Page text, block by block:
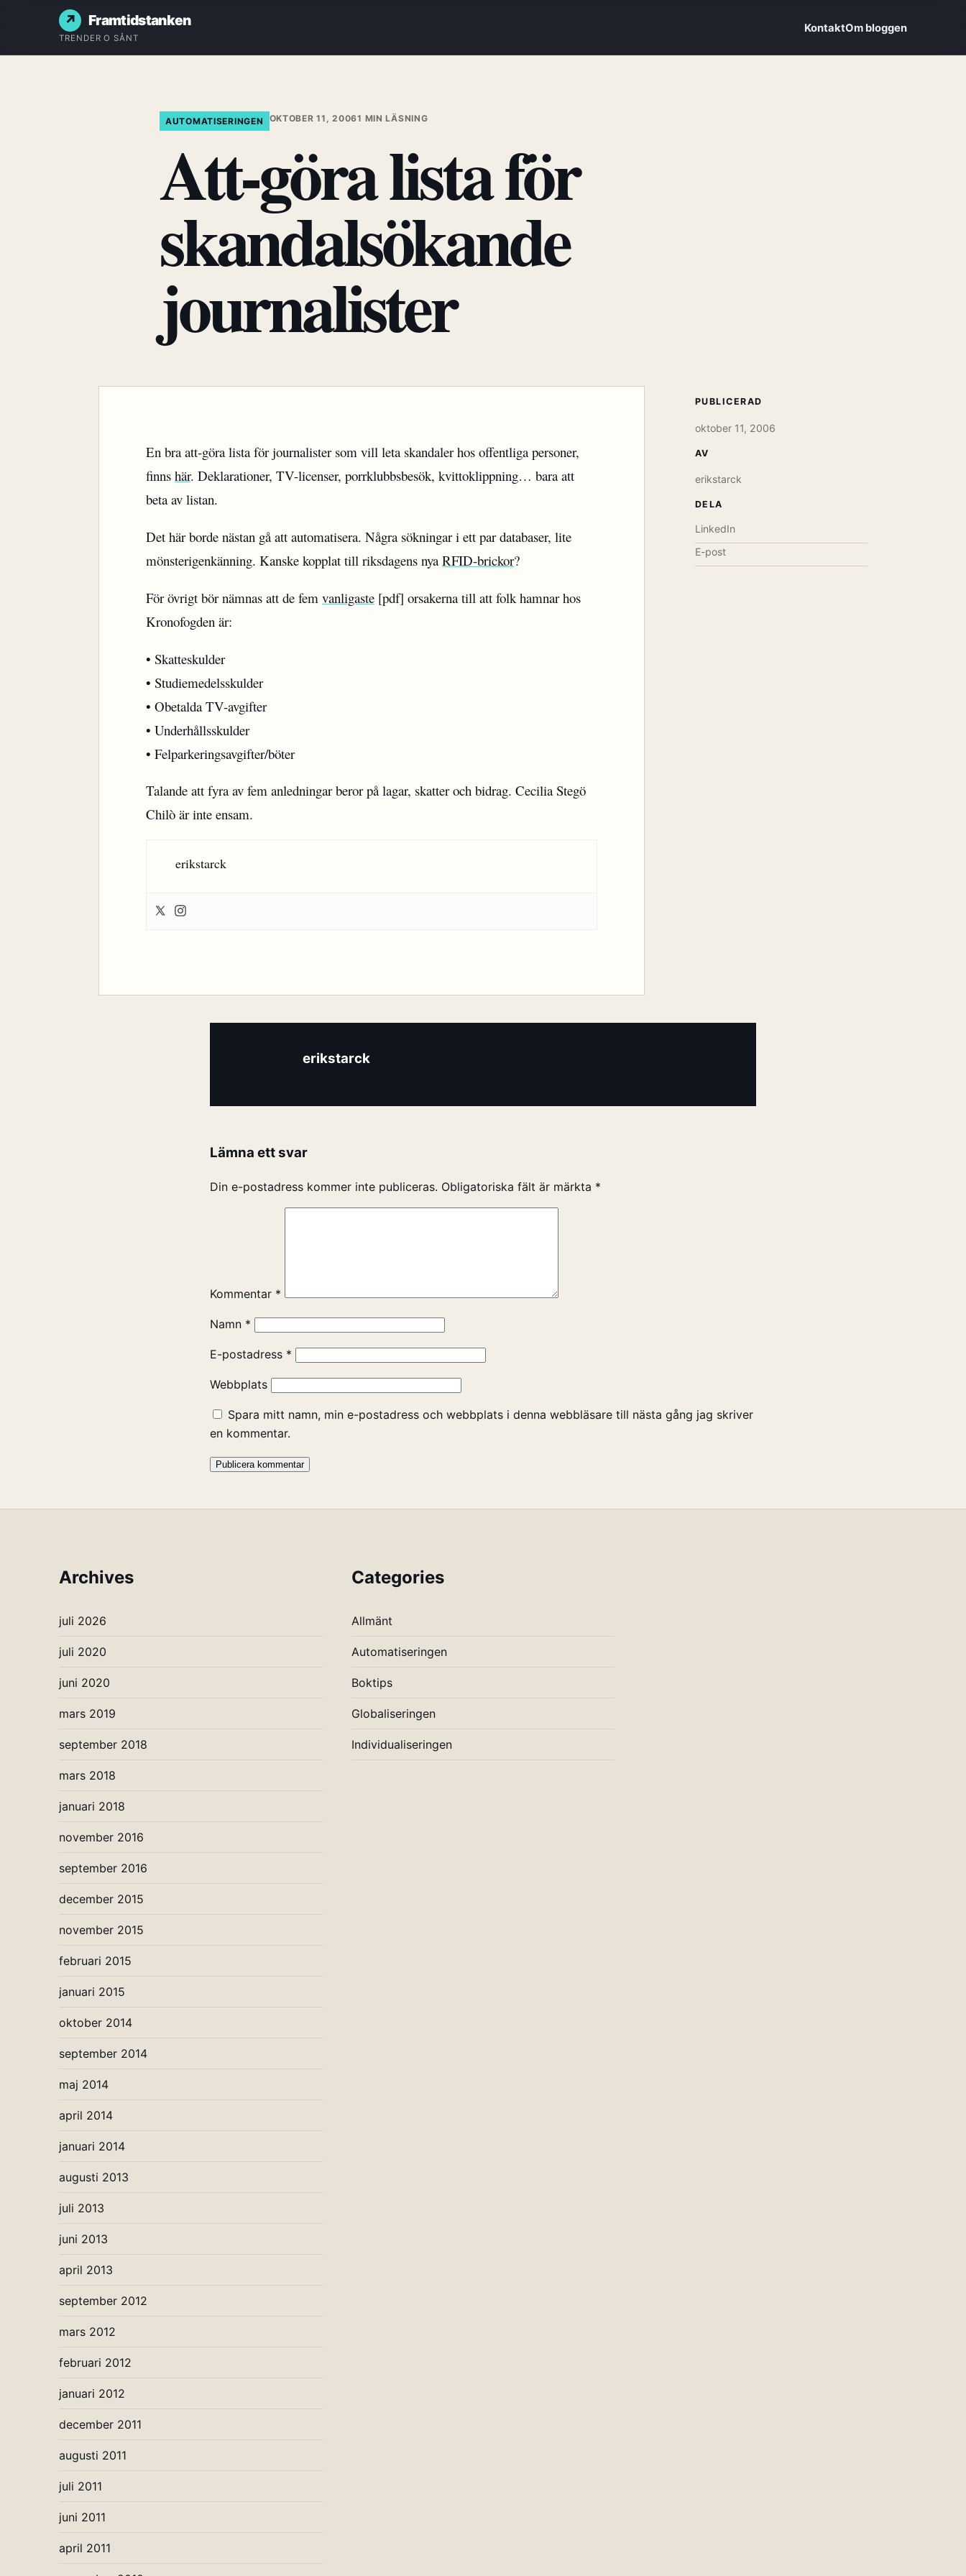
Framtidstanken
TRENDER O SÅNT
KontaktOm bloggen
AUTOMATISERINGEN OKTOBER 11, 20061 MIN LÄSNING
Att-göra lista för
skandalsökande
journalister
En bra att-göra lista för journalister som vill leta skandaler hos offentliga personer,
finns här. Deklarationer, TV-licenser, porrklubbsbesök, kvittoklippning… bara att
beta av listan.
Det här borde nästan gå att automatisera. Några sökningar i ett par databaser, lite
mönsterigenkänning. Kanske kopplat till riksdagens nyaRFID-brickor?
För övrigt bör nämnas att de fem vanligaste [pdf] orsakerna till att folk hamnar hos
Kronofogden är:
• Skatteskulder
• Studiemedelsskulder
• Obetalda TV-avgifter
• Underhållsskulder
• Felparkeringsavgifter/böter
Talande att fyra av fem anledningar beror på lagar, skatter och bidrag. Cecilia Stegö
Chilò är inte ensam.
erikstarck
PUBLICERAD
oktober 11, 2006
AV
erikstarck
DELA
LinkedIn
E-post
erikstarck
Lämna ett svar
Din e-postadress kommer inte publiceras. Obligatoriska fält är märkta *
Kommentar *
Namn *
E-postadress *
Webbplats
Spara mitt namn, min e-postadress och webbplats i denna webbläsare till nästa gång jag skriver
en kommentar.
Archives
juli 2026
juli 2020
juni 2020
mars 2019
september 2018
mars 2018
januari 2018
november 2016
september 2016
december 2015
november 2015
februari 2015
januari 2015
oktober 2014
september 2014
maj 2014
april 2014
januari 2014
augusti 2013
juli 2013
juni 2013
april 2013
september 2012
mars 2012
februari 2012
januari 2012
december 2011
augusti 2011
juli 2011
juni 2011
april 2011
Categories
Allmänt
Automatiseringen
Boktips
Globaliseringen
Individualiseringen